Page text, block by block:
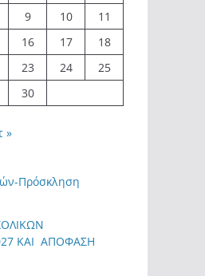
9 10
11
16 17
18
23 24
25
30
»
Πρόσκληση
ΚΑΙ ΑΠΟΦΑΣΗ